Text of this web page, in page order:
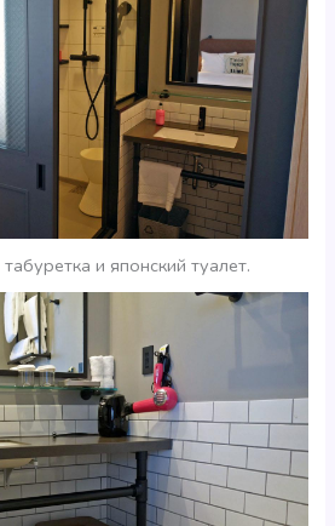
и японский туалет.